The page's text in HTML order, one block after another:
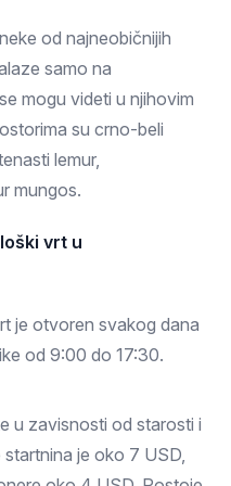
od najneobičnijih
samo na
mogu videti u njihovim
su crno-beli
lemur,
mungos.
vrt u
je otvoren svakog dana
od 9:00 do 17:30.
u zavisnosti od starosti i
je oko 7 USD,